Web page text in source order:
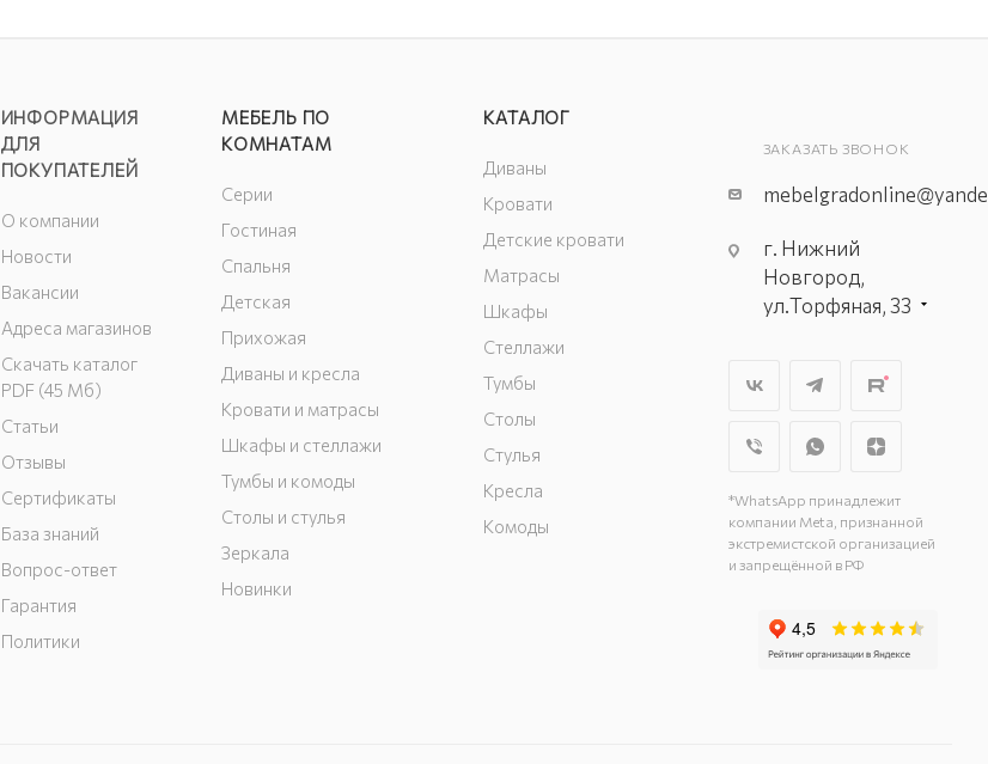
ИНФОРМАЦИЯ
ДЛЯ
ПОКУПАТЕЛЕЙ
О компании
Новости
Вакансии
Адреса магазинов
Скачать каталог
PDF (45 Мб)
Статьи
Отзывы
Сертификаты
База знаний
Вопрос-ответ
Гарантия
Политики
МЕБЕЛЬ ПО
КОМНАТАМ
Серии
Гостиная
Спальня
Детская
Прихожая
Диваны и кресла
Кровати и матрасы
Шкафы и стеллажи
Тумбы и комоды
Столы и стулья
Зеркала
Новинки
КАТАЛОГ
Диваны
Кровати
Детские кровати
Матрасы
Шкафы
Стеллажи
Тумбы
Столы
Стулья
Кресла
Комоды
ЗАКАЗАТЬ ЗВОНОК
г. Нижний
Новгород,
ул.Торфяная, 33
*WhatsApp принадлежит
компании Meta, признанной
экстремистской организацией
и запрещённой в РФ